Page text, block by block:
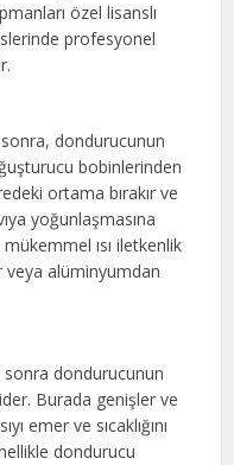
özel lisanslı
profesyonel
dondurucunun
bobinlerinden
ortama bırakır ve
yoğunlaşmasına
ısı iletkenlik
veya alüminyumdan
sonra dondurucunun
Burada genişler ve
emer ve sıcaklığını
dondurucu